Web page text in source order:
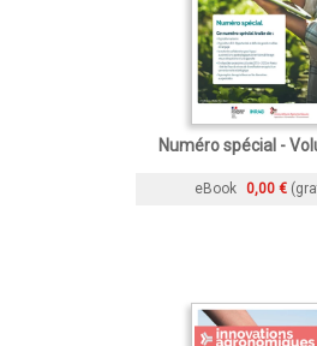
Numéro spécial -
eBook 0,00 €